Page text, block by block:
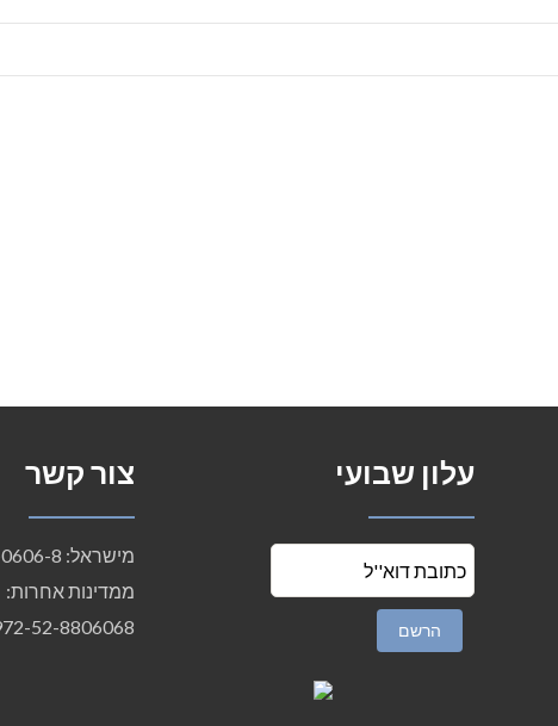
צור קשר
מישראל: 052-88-0606-8
ממדינות אחרות:
52-8806068+
עלון שבועי